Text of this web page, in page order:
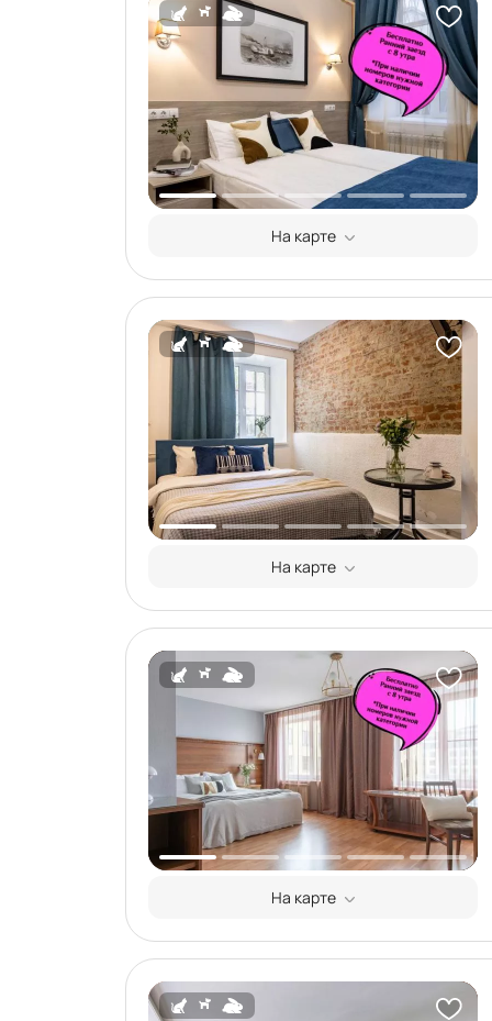
На карте
На карте
На карте